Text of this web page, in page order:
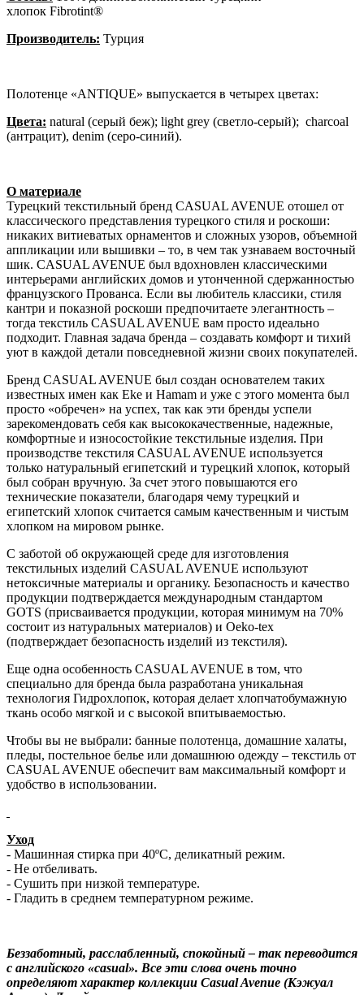
хлопок Fibrotint®
Производитель: Турция
Полотенце «ANTIQUE» выпускается в четырех цветах:
Цвета: natural (серый беж); light grey (светло-серый); charcoal
(антрацит), denim (серо-синий).
О материале
Турецкий текстильный бренд CASUAL AVENUE отошел от
классического представления турецкого стиля и роскоши:
никаких витиеватых орнаментов и сложных узоров, объемной
аппликации или вышивки – то, в чем так узнаваем восточный
шик. CASUAL AVENUE был вдохновлен классическими
интерьерами английских домов и утонченной сдержанностью
французского Прованса. Если вы любитель классики, стиля
кантри и показной роскоши предпочитаете элегантность –
тогда текстиль CASUAL AVENUE вам просто идеально
подходит. Главная задача бренда – создавать комфорт и тихий
уют в каждой детали повседневной жизни своих покупателей.
Бренд CASUAL AVENUE был создан основателем таких
известных имен как Еkе и Hamam и уже с этого момента был
просто «обречен» на успех, так как эти бренды успели
зарекомендовать себя как высококачественные, надежные,
комфортные и износостойкие текстильные изделия. При
производстве текстиля CASUAL AVENUE используется
только натуральный египетский и турецкий хлопок, который
был собран вручную. За счет этого повышаются его
технические показатели, благодаря чему турецкий и
египетский хлопок считается самым качественным и чистым
хлопком на мировом рынке.
С заботой об окружающей среде для изготовления
текстильных изделий CASUAL AVENUE используют
нетоксичные материалы и органику. Безопасность и качество
продукции подтверждается международным стандартом
GOTS (присваивается продукции, которая минимум на 70%
состоит из натуральных материалов) и Oeko-tex
(подтверждает безопасность изделий из текстиля).
Еще одна особенность CASUAL AVENUE в том, что
специально для бренда была разработана уникальная
технология Гидрохлопок, которая делает хлопчатобумажную
ткань особо мягкой и с высокой впитываемостью.
Чтобы вы не выбрали: банные полотенца, домашние халаты,
пледы, постельное белье или домашнюю одежду – текстиль от
CASUAL AVENUE обеспечит вам максимальный комфорт и
удобство в использовании.
Уход
- Машинная стирка при 40ºС, деликатный режим.
- Не отбеливать.
- Сушить при низкой температуре.
- Гладить в среднем температурном режиме.
Беззаботный, расслабленный, спокойный – так переводится
с английского «casual». Все эти слова очень точно
определяют характер коллекции Casual Avenue (Кэжуал